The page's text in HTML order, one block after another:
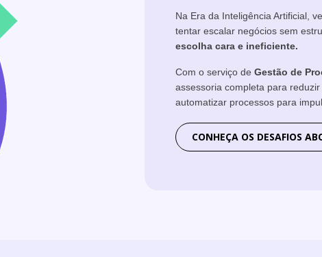
Na Era da Inteligência Artificial,
tentar escalar negócios sem
escolha cara e ineficiente.
Com o serviço de Gestão de
assessoria completa para
automatizar processos para
CONHEÇA OS DESAFIOS